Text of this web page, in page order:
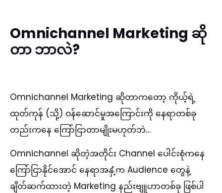
Omnichannel Marketing ဆို
တာ ဘာလဲ?
Omnichannel Marketing ဆိုတာကတော့ ကိုယ့်ရဲ့
ထုတ်ကုန် (သို့) ဝန်ဆောင်မှုအကြောင်းကို နေရာတစ်ခု
တည်းကနေ ကြော်ငြာတာမျိုးမဟုတ်ဘဲ…
Omnichannel ဆိုတဲ့အတိုင်း Channel ပေါင်းစုံကနေ
ကြော်ငြာနိုင်အောင် နေရာအနှံ့က Audience တွေနဲ့
ချိတ်ဆက်ထားတဲ့ Marketing နည်းဗျူဟာတစ်ခု ဖြစ်ပါ